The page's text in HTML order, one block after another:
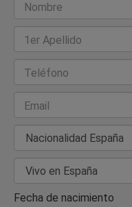
Nombre
1er Apellido
Teléfono
Email
Nacionalidad
País de Residencia
Fecha de nacimiento